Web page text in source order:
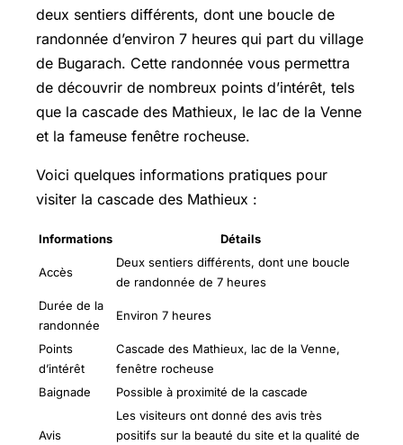
deux sentiers différents, dont une boucle de
randonnée d’environ 7 heures qui part du village
de Bugarach. Cette randonnée vous permettra
de découvrir de nombreux points d’intérêt, tels
que la cascade des Mathieux, le lac de la Venne
et la fameuse fenêtre rocheuse.
Voici quelques informations pratiques pour
visiter la cascade des Mathieux :
Informations Détails
Accès
Deux sentiers différents, dont une boucle
de randonnée de 7 heures
Durée de la
randonnée
Environ 7 heures
Points
d’intérêt
Cascade des Mathieux, lac de la Venne,
fenêtre rocheuse
Baignade
Possible à proximité de la cascade
Avis
Les visiteurs ont donné des avis très
positifs sur la beauté du site et la qualité de